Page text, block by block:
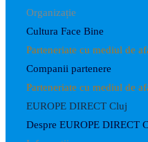
Organizație
Cultura Face Bine
Parteneriate cu mediul de
Companii partenere
Parteneriate cu mediul de
EUROPE DIRECT Cluj
Despre EUROPE DIRECT